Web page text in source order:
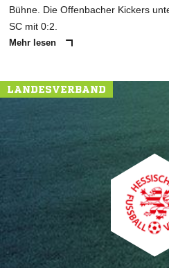
Bühne. Die Offenbacher Kickers
SC mit 0:2.
Mehr lesen
LANDESVERBAND